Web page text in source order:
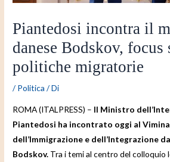
Piantedosi incontra il
danese Bodskov, focus
politiche migratorie
/ Politica / Di
ROMA (ITALPRESS) – Il Ministro
Piantedosi ha incontrato oggi al
dell’Immigrazione e dell’Integrazione
Bodskov. Tra i temi al centro del colloquio